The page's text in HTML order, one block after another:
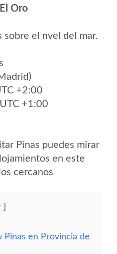
Oro
el nvel del mar.
+2:00
+1:00
Pinas puedes mirar
en este
cercanos
Pinas en Provincia de